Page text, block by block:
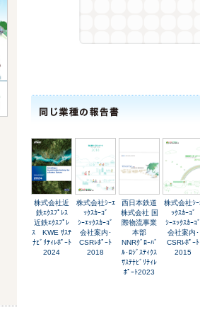
株式会社近
鉄ｴｸｽﾌﾟﾚｽ
近鉄ｴｸｽﾌﾟﾚ
ｽ KWE ｻｽﾃ
ﾅﾋﾞﾘﾃｨﾚﾎﾟｰﾄ
2024
株式会社ｼｰｴ
ｯｸｽｶｰｺﾞ
ｼｰｴｯｸｽｶｰｺﾞ
会社案内･
CSRﾚﾎﾟｰﾄ
2018
西日本鉄道
株式会社 国
際物流事業
本部
NNRｸﾞﾛｰﾊﾞ
ﾙ･ﾛｼﾞｽﾃｨｸｽ
ｻｽﾃﾅﾋﾞﾘﾃｨﾚ
ﾎﾟｰﾄ2023
株式会社ｼｰ
ｯｸｽｶｰｺﾞ
ｼｰｴｯｸｽｶｰｺﾞ
会社案内･
CSRﾚﾎﾟｰﾄ
2015